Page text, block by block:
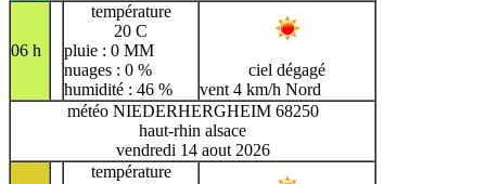
06 h
température
20 C
pluie : 0 MM
nuages : 0 %
humidité : 46 %
ciel dégagé
vent 4 km/h Nord
météo NIEDERHERGHEIM 68250
haut-rhin alsace
vendredi 14 aout 2026
température